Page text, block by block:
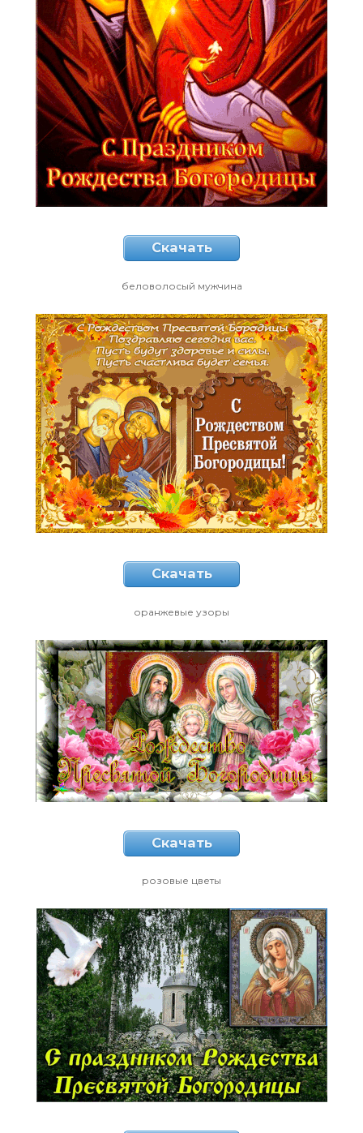
Скачать
беловолосый мужчина
Скачать
оранжевые узоры
Скачать
розовые цветы